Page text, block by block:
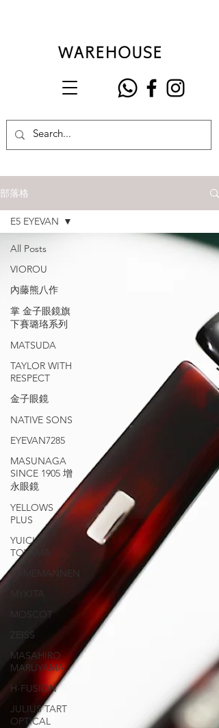
部落格
All Posts
VIOROU
內藤熊八作
掌 金子眼鏡旗
下賽璐珞系列
MATSUDA
TAYLOR WITH
RESPECT
金子眼鏡
NATIVE SONS
EYEVAN7285
MASUNAGA
SINCE 1905 增
永眼鏡
YELLOWS
PLUS
YUICHI
TOYAMA
KAMEMANNEN
MYKITA
MOSCOT
ZEISS
MASAHIRO
MARUYAMA
H-FUSION
JULIUS TART
OPTICAL
E5 EYEVAN